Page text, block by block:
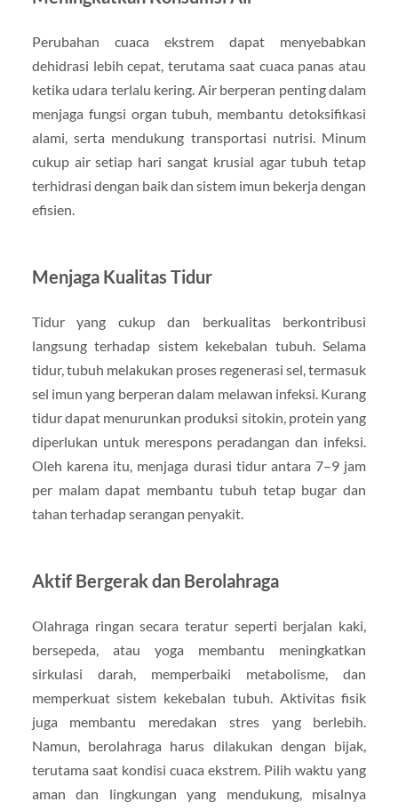
Perubahan cuaca ekstrem dapat menyebabkan
dehidrasi lebih cepat, terutama saat cuaca panas atau
ketika udara terlalu kering. Air berperan penting dalam
menjaga fungsi organ tubuh, membantu detoksifikasi
alami, serta mendukung transportasi nutrisi. Minum
cukup air setiap hari sangat krusial agar tubuh tetap
terhidrasi dengan baik dan sistem imun bekerja dengan
efisien.
Menjaga Kualitas Tidur
Tidur yang cukup dan berkualitas berkontribusi
langsung terhadap sistem kekebalan tubuh. Selama
tidur, tubuh melakukan proses regenerasi sel, termasuk
sel imun yang berperan dalam melawan infeksi. Kurang
tidur dapat menurunkan produksi sitokin, protein yang
diperlukan untuk merespons peradangan dan infeksi.
Oleh karena itu, menjaga durasi tidur antara 7–9 jam
per malam dapat membantu tubuh tetap bugar dan
tahan terhadap serangan penyakit.
Aktif Bergerak dan Berolahraga
Olahraga ringan secara teratur seperti berjalan kaki,
bersepeda, atau yoga membantu meningkatkan
sirkulasi darah, memperbaiki metabolisme, dan
memperkuat sistem kekebalan tubuh. Aktivitas fisik
juga membantu meredakan stres yang berlebih.
Namun, berolahraga harus dilakukan dengan bijak,
terutama saat kondisi cuaca ekstrem. Pilih waktu yang
aman dan lingkungan yang mendukung, misalnya